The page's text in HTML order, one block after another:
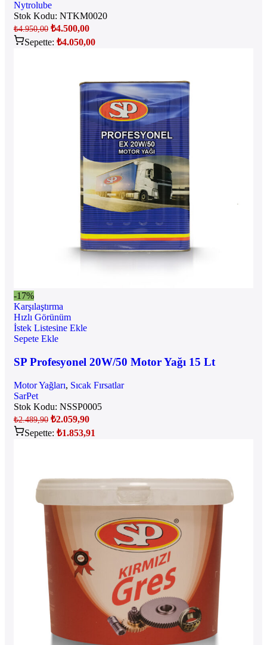
Nytrolube
Stok Kodu: NTKM0020
₺4.950,00 ₺4.500,00
Sepette: ₺4.050,00
-17%
Karşılaştırma
Hızlı Görünüm
İstek Listesine Ekle
Sepete Ekle
SP Profesyonel 20W/50 Motor Yağı 15 Lt
Motor Yağları, Sıcak Fırsatlar
SarPet
Stok Kodu: NSSP0005
₺2.489,90 ₺2.059,90
Sepette: ₺1.853,91